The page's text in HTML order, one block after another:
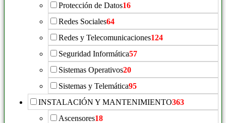
Protección de Datos16
Redes Sociales64
Redes y Telecomunicaciones124
Seguridad Informática57
Sistemas Operativos20
Sistemas y Telemática95
INSTALACIÓN Y MANTENIMIENTO363
Ascensores18